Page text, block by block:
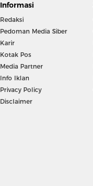
Informasi
Redaksi
Pedoman Media Siber
Karir
Kotak Pos
Media Partner
Info Iklan
Privacy Policy
Disclaimer